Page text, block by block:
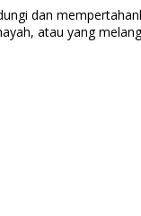
dan
atau yang